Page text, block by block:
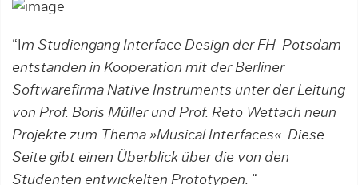
“I m Studiengang Interface Design der FH-Potsdam
entstanden in Kooperation mit der Berliner
Softwarefirma Native Instruments unter der Leitung
von Prof. Boris Müller und Prof. Reto Wettach neun
Projekte zum Thema »Musical Interfaces«. Diese
Seite gibt einen Überblick über die von den
Studenten entwickelten Prototypen. “